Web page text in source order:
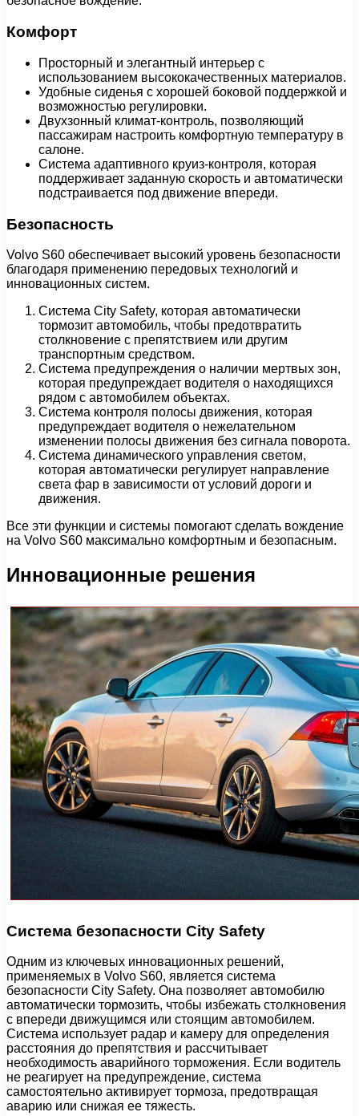
Комфорт
Просторный и элегантный интерьер с
использованием высококачественных материалов.
Удобные сиденья с хорошей боковой поддержкой и
возможностью регулировки.
Двухзонный климат-контроль, позволяющий
пассажирам настроить комфортную температуру в
салоне.
Система адаптивного круиз-контроля, которая
поддерживает заданную скорость и автоматически
подстраивается под движение впереди.
Безопасность
Volvo S60 обеспечивает высокий уровень безопасности
благодаря применению передовых технологий и
инновационных систем.
Система City Safety, которая автоматически
тормозит автомобиль, чтобы предотвратить
столкновение с препятствием или другим
транспортным средством.
Система предупреждения о наличии мертвых зон,
которая предупреждает водителя о находящихся
рядом с автомобилем объектах.
Система контроля полосы движения, которая
предупреждает водителя о нежелательном
изменении полосы движения без сигнала поворота.
Система динамического управления светом,
которая автоматически регулирует направление
света фар в зависимости от условий дороги и
движения.
Все эти функции и системы помогают сделать вождение
на Volvo S60 максимально комфортным и безопасным.
Инновационные решения
Система безопасности City Safety
Одним из ключевых инновационных решений,
применяемых в Volvo S60, является система
безопасности City Safety. Она позволяет автомобилю
автоматически тормозить, чтобы избежать столкновения
с впереди движущимся или стоящим автомобилем.
Система использует радар и камеру для определения
расстояния до препятствия и рассчитывает
необходимость аварийного торможения. Если водитель
не реагирует на предупреждение, система
самостоятельно активирует тормоза, предотвращая
аварию или снижая ее тяжесть.